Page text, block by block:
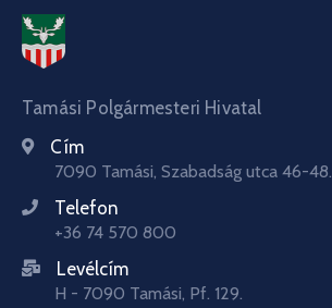
Tamási Polgármesteri Hivatal
Cím
7090 Tamási, Szabadság utca 46-48.
Telefon
+36 74 570 800
Levélcím
H - 7090 Tamási, Pf. 129.